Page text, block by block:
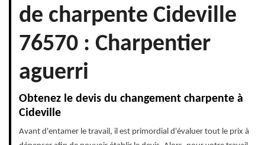
de charpente Cideville
76570 : Charpentier
aguerri
Obtenez le devis du changement charpente à
Cideville
Avant d'entamer le travail, il est primordial d'évaluer tout le prix à